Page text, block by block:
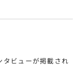
タビューが掲載され